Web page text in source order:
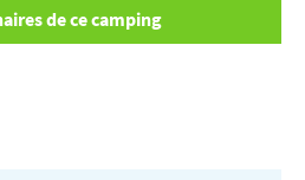
de ce camping